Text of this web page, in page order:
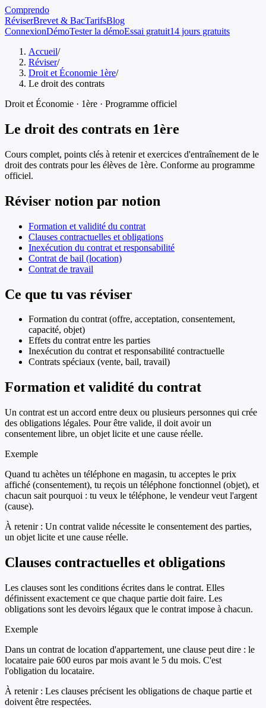
Comprendo
RéviserBrevet & BacTarifsBlog
ConnexionDémoTester la démoEssai gratuit14 jours gratuits
Accueil/
Réviser/
Droit et Économie 1ère/
Le droit des contrats
Droit et Économie · 1ère · Programme officiel
Le droit des contrats en 1ère
Cours complet, points clés à retenir et exercices d'entraînement de le
droit des contrats pour les élèves de 1ère. Conforme au programme
officiel.
Réviser notion par notion
Formation et validité du contrat
Clauses contractuelles et obligations
Inexécution du contrat et responsabilité
Contrat de bail (location)
Contrat de travail
Ce que tu vas réviser
Formation du contrat (offre, acceptation, consentement,
capacité, objet)
Effets du contrat entre les parties
Inexécution du contrat et responsabilité contractuelle
Contrats spéciaux (vente, bail, travail)
Formation et validité du contrat
Un contrat est un accord entre deux ou plusieurs personnes qui crée
des obligations légales. Pour être valide, il doit avoir un
consentement libre, un objet licite et une cause réelle.
Exemple
Quand tu achètes un téléphone en magasin, tu acceptes le prix
affiché (consentement), tu reçois un téléphone fonctionnel (objet), et
chacun sait pourquoi : tu veux le téléphone, le vendeur veut l'argent
(cause).
À retenir : Un contrat valide nécessite le consentement des parties,
un objet licite et une cause réelle.
Clauses contractuelles et obligations
Les clauses sont les conditions écrites dans le contrat. Elles
définissent exactement ce que chaque partie doit faire. Les
obligations sont les devoirs légaux que le contrat impose à chacun.
Exemple
Dans un contrat de location d'appartement, une clause peut dire : le
locataire paie 600 euros par mois avant le 5 du mois. C'est
l'obligation du locataire.
À retenir : Les clauses précisent les obligations de chaque partie et
doivent être respectées.